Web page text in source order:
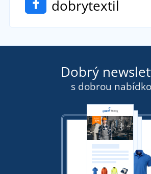
dobrytextil
Dobrý
s dobrou